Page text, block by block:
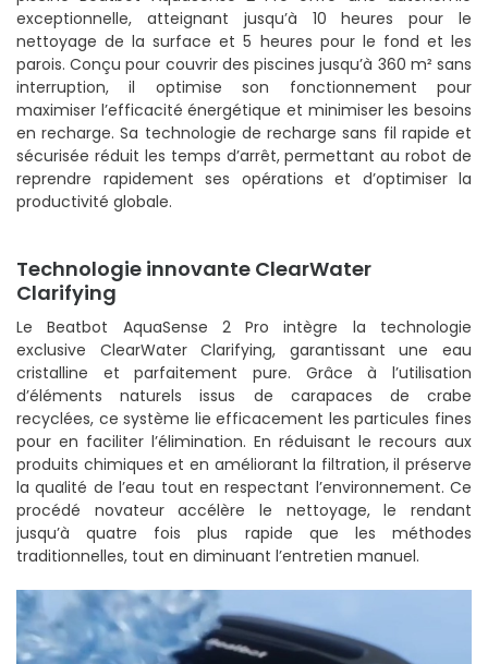
exceptionnelle, atteignant jusqu’à 10 heures pour le
nettoyage de la surface et 5 heures pour le fond et les
parois. Conçu pour couvrir des piscines jusqu’à 360 m² sans
interruption, il optimise son fonctionnement pour
maximiser l’efficacité énergétique et minimiser les besoins
en recharge. Sa technologie de recharge sans fil rapide et
sécurisée réduit les temps d’arrêt, permettant au robot de
reprendre rapidement ses opérations et d’optimiser la
productivité globale.
Technologie innovante ClearWater
Clarifying
Le Beatbot AquaSense 2 Pro intègre la technologie
exclusive ClearWater Clarifying, garantissant une eau
cristalline et parfaitement pure. Grâce à l’utilisation
d’éléments naturels issus de carapaces de crabe
recyclées, ce système lie efficacement les particules fines
pour en faciliter l’élimination. En réduisant le recours aux
produits chimiques et en améliorant la filtration, il préserve
la qualité de l’eau tout en respectant l’environnement. Ce
procédé novateur accélère le nettoyage, le rendant
jusqu’à quatre fois plus rapide que les méthodes
traditionnelles, tout en diminuant l’entretien manuel.